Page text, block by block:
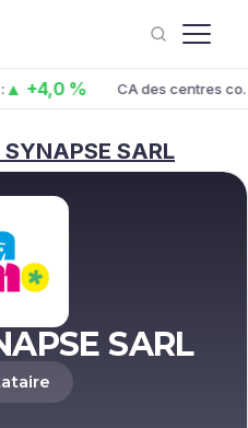
% CA des centres co. juin
SYNAPSE SARL
SARL